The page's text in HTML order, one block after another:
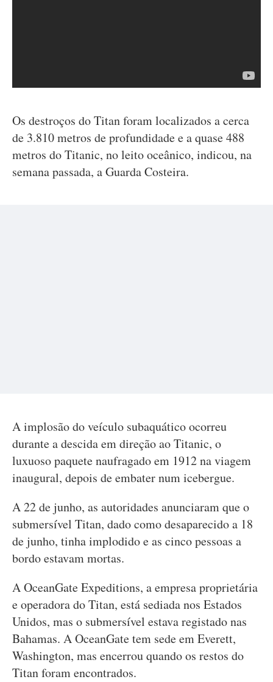
Os destroços do Titan foram localizados a cerca
de 3.810 metros de profundidade e a quase 488
metros do Titanic, no leito oceânico, indicou, na
semana passada, a Guarda Costeira.
A implosão do veículo subaquático ocorreu
durante a descida em direção ao Titanic, o
luxuoso paquete naufragado em 1912 na viagem
inaugural, depois de embater num icebergue.
A 22 de junho, as autoridades anunciaram que o
submersível Titan, dado como desaparecido a 18
de junho, tinha implodido e as cinco pessoas a
bordo estavam mortas.
A OceanGate Expeditions, a empresa proprietária
e operadora do Titan, está sediada nos Estados
Unidos, mas o submersível estava registado nas
Bahamas. A OceanGate tem sede em Everett,
Washington, mas encerrou quando os restos do
Titan foram encontrados.